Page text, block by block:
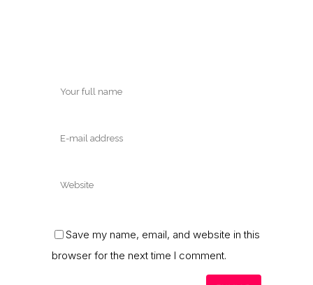
Save my name, email, and website in this
browser for the next time I comment.